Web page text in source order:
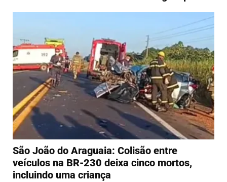
São João do Araguaia: Colisão entre
veículos na BR-230 deixa cinco mortos,
incluindo uma criança